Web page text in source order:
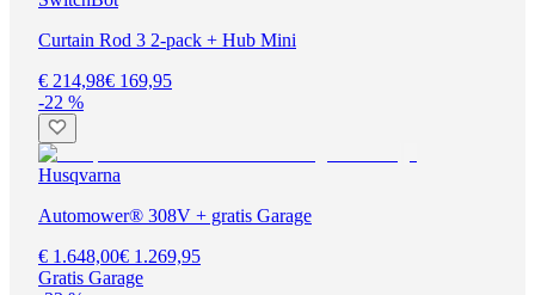
Curtain Rod 3 2-pack + Hub Mini
€ 214,98€ 169,95
-22 %
Husqvarna
Automower® 308V + gratis Garage
€ 1.648,00€ 1.269,95
Gratis Garage